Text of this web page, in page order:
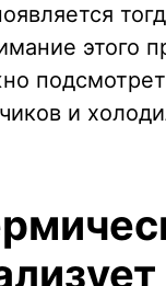
этого
и